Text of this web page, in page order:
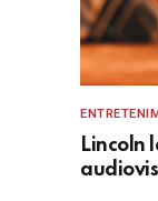
Lincoln